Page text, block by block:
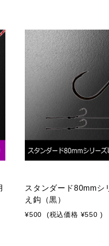
スタンダード80mmシ
え鈎（黒）
¥500 (税込価格 ¥550 )